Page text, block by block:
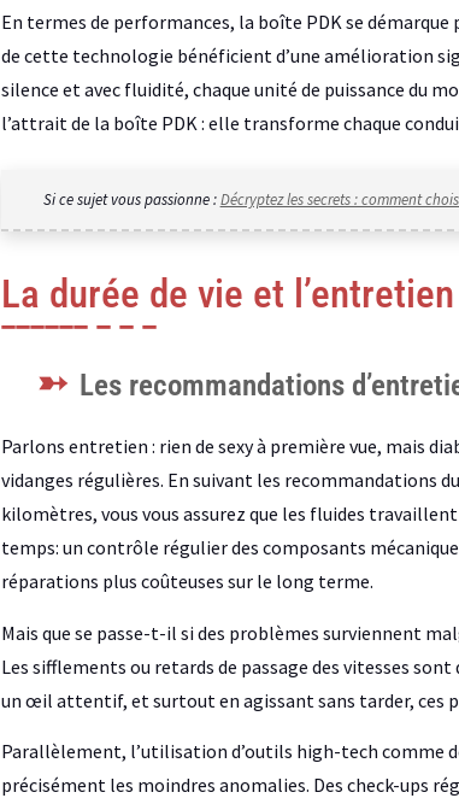
En termes de performances, la boîte PDK se
de cette technologie bénéficient d’une amélioration
silence et avec fluidité, chaque unité de puissance du
l’attrait de la boîte PDK : elle transforme chaque
Si ce sujet vous passionne :Décryptez les secrets : comment
La durée de vie et
Les recommandations
Parlons entretien : rien de sexy à première vue, mais
vidanges régulières. En suivant les recommandations
kilomètres, vous vous assurez que les fluides
temps: un contrôle régulier des composants
réparations plus coûteuses sur le long terme.
Mais que se passe-t-il si des problèmes surviennent
Les sifflements ou retards de passage des vitesses
un œil attentif, et surtout en agissant sans tarder, ces
Parallèlement, l’utilisation d’outils high-tech comme
précisément les moindres anomalies. Des check-ups